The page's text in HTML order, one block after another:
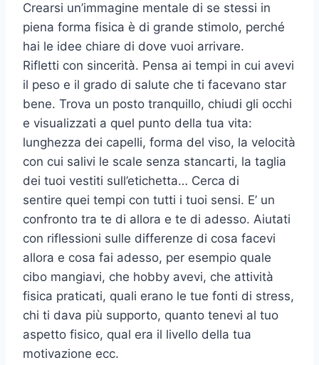
Crearsi un’immagine mentale di se stessi in
piena forma fisica è di grande stimolo, perché
hai le idee chiare di dove vuoi arrivare.
Rifletti con sincerità. Pensa ai tempi in cui avevi
il peso e il grado di salute che ti facevano star
bene. Trova un posto tranquillo, chiudi gli occhi
e visualizzati a quel punto della tua vita:
lunghezza dei capelli, forma del viso, la velocità
con cui salivi le scale senza stancarti, la taglia
dei tuoi vestiti sull’etichetta… Cerca di
sentire quei tempi con tutti i tuoi sensi. E’ un
confronto tra te di allora e te di adesso. Aiutati
con riflessioni sulle differenze di cosa facevi
allora e cosa fai adesso, per esempio quale
cibo mangiavi, che hobby avevi, che attività
fisica praticati, quali erano le tue fonti di stress,
chi ti dava più supporto, quanto tenevi al tuo
aspetto fisico, qual era il livello della tua
motivazione ecc.